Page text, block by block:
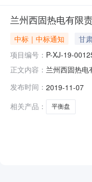
兰州西固热电有限
中标｜中标通知 甘
项目编号： P-XJ-19-
正文内容： 兰州西固热
期：2019-11-
发布时间： 2019-11-07
相关产品：
平衡盘